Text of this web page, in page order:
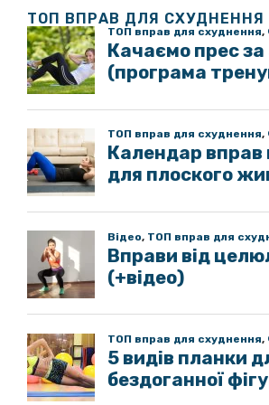
ТОП ВПРАВ ДЛЯ СХУДНЕННЯ